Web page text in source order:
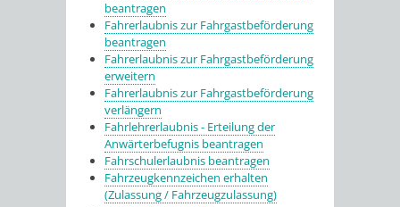
beantragen
Fahrerlaubnis zur Fahrgastbeförderung
beantragen
Fahrerlaubnis zur Fahrgastbeförderung
erweitern
Fahrerlaubnis zur Fahrgastbeförderung
verlängern
Fahrlehrerlaubnis - Erteilung der
Anwärterbefugnis beantragen
Fahrschulerlaubnis beantragen
Fahrzeugkennzeichen erhalten
(Zulassung / Fahrzeugzulassung)